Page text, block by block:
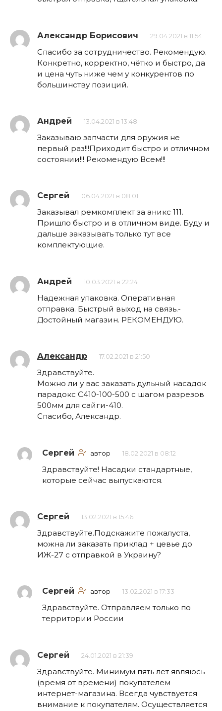
Александр Борисович 29.04.2021 в 11:54
Спасибо за сотрудничество. Рекомендую.
Конкретно, корректно, чётко и быстро, да
и цена чуть ниже чем у конкурентов по
большинству позиций.
Андрей 13.04.2021 в 13:48
Заказываю запчасти для оружия не
первый раз!!!Приходит быстро и отличном
состоянии!!! Рекомендую Всем!!!
Сергей 06.04.2021 в 08:01
Заказывал ремкомплект за аникс 111.
Пришло быстро и в отличном виде. Буду и
дальше заказывать только тут все
комплектующие.
Андрей 10.03.2021 в 22:24
Надежная упаковка. Оперативная
отправка. Быстрый выход на связь.-
Достойный магазин. РЕКОМЕНДУЮ.
Александр 17.02.2021 в 21:50
Здравствуйте.
Можно ли у вас заказать дульный насадок
парадокс С410-100-500 с шагом разрезов
500мм для сайги-410.
Спасибо, Александр.
Сергей автор 18.02.2021 в 08:12
Здравствуйте! Насадки стандартные,
которые сейчас выпускаются.
Сергей 13.02.2021 в 15:46
Здравствуйте.Подскажите пожалуста,
можна ли заказать приклад + цевье до
ИЖ-27 с отправкой в Украину?
Сергей автор 13.02.2021 в 17:33
Здравствуйте. Отправляем только по
территории России
Сергей 24.01.2021 в 21:39
Здравствуйте. Минимум пять лет являюсь
(время от времени) покупателем
интернет-магазина. Всегда чувствуется
внимание к покупателям. Осуществляется